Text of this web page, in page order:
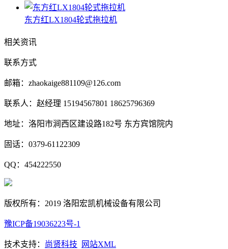
东方红LX1804轮式拖拉机
相关资讯
联系方式
邮箱：zhaokaige881109@126.com
联系人：赵经理 15194567801 18625796369
地址：洛阳市涧西区建设路182号 东方宾馆院内
固话：0379-61122309
QQ：454222550
版权所有：2019 洛阳宏凯机械设备有限公司
豫ICP备19036223号-1
技术支持： 尚贤科技 网站XML